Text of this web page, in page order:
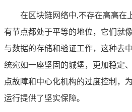
在区块链网络中,不存在高高在
有节点都处于平等的地位，它们就
与数据的存储和验证工作，这种去
统宛如一座坚固的城堡，更加稳定
点故障和中心化机构的过度控制，
运行提供了坚实保障。